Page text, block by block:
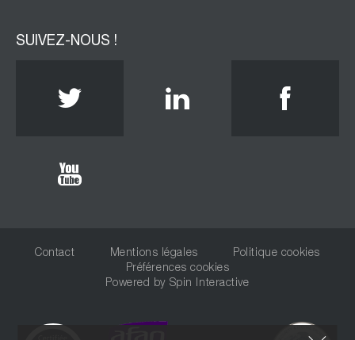
SUIVEZ-NOUS !
Twitter Linkedin
Youtube
Contact Mentions légales
Politique cookies
Préférences cookies
Powered by Spin Interactive